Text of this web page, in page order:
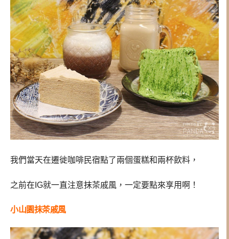
我們當天在遷徙咖啡民宿點了兩個蛋糕和兩杯飲料，
之前在IG就一直注意抹茶戚風，一定要點來享用啊！
小山園抹茶戚風